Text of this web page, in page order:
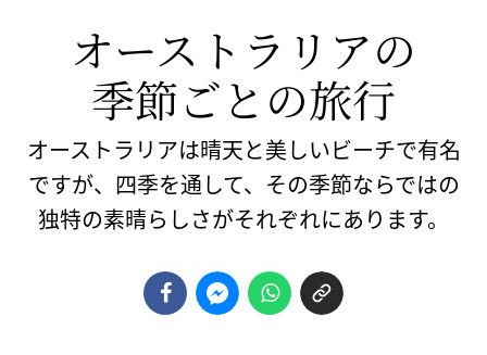
オーストラリアの
季節ごとの​旅行
オーストラリアは晴天と美しいビーチで有名
ですが、四季を通して、その季節ならではの
独特の素晴らしさがそれぞれにあります。